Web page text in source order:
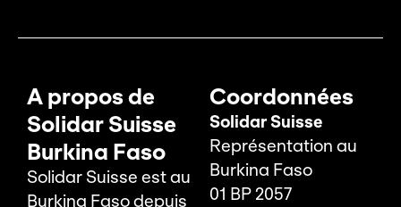
A propos de
Solidar Suisse
Burkina Faso
Solidar Suisse est au
Burkina Faso depuis
Coordonnées
Solidar Suisse
Représentation au
Burkina Faso
01 BP 2057